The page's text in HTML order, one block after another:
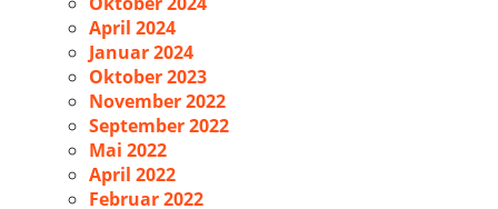
April 2024
Januar 2024
Oktober 2023
November 2022
September 2022
Mai 2022
April 2022
Februar 2022